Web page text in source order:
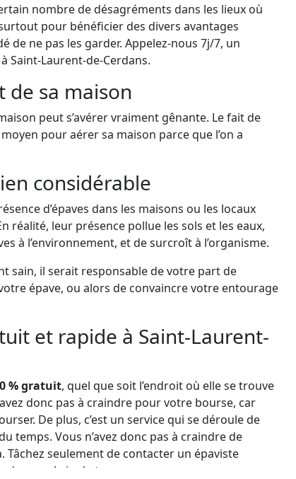
nombre de désagréments dans les lieux où
pour bénéficier des divers avantages
de ne pas les garder. Appelez-nous 7j/7, un
Saint-Laurent-de-Cerdans.
de sa maison
peut s’avérer vraiment gênante. Le fait de
pour aérer sa maison parce que l’on a
considérable
d’épaves dans les maisons ou les locaux
réalité, leur présence pollue les sols et les eaux,
à l’environnement, et de surcroît à l’organisme.
sain, il serait responsable de votre part de
épave, ou alors de convaincre votre entourage
et rapide à Saint-Laurent-
% gratuit, quel que soit l’endroit où elle se trouve
donc pas à craindre pour votre bourse, car
De plus, c’est un service qui se déroule de
temps. Vous n’avez donc pas à craindre de
seulement de contacter un épaviste
un brin de temps.